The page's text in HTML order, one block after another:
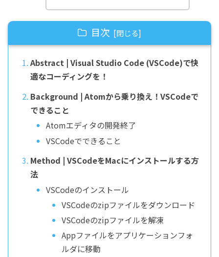
目次
Abstract | Visual Studio Code (VSCode)で快
適なコーディングを！
Background | Atomから乗り換え！VSCodeで
できること
Atomエディタの開発終了
VSCodeでできること
Method | VSCodeをMacにインストールする方
法
VSCodeのインストール
VSCodeのzipファイルをダウンロード
VSCodeのzipファイルを解凍
Appファイルをアプリケーションフォ
ルダに移動